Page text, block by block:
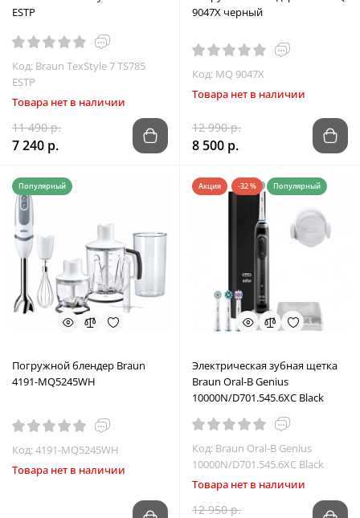
ESTP
Код: Braun TexStyle 7 TS785
ESTP
Товара нет в наличии
11 490 р.
7 240 р.
9047X черный
Код: MQ 9047X
Товара нет в наличии
12 990 р.
8 500 р.
Популярный
Погружной блендер Braun
4191-MQ5245WH
Код: 4191-MQ5245WH
Товара нет в наличии
Акция -32 % Популярный
Электрическая зубная щетка
Braun Oral-B Genius
10000N/D701.545.6XC Black
Код: Braun Oral-B Genius
10000N/D701.545.6XC Black
Товара нет в наличии
12 950 р.